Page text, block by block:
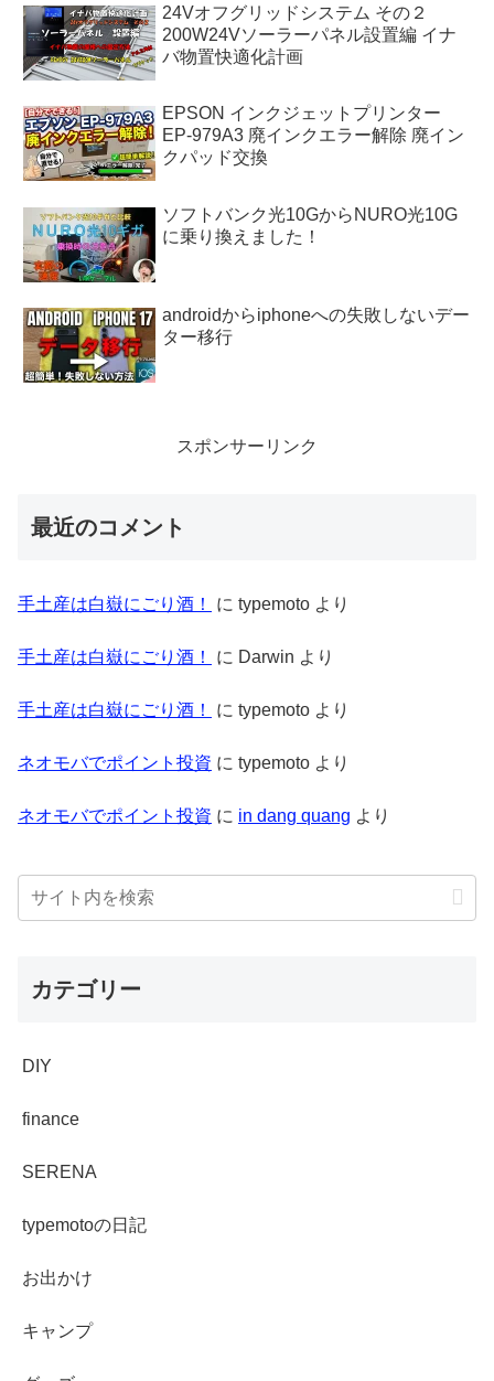
24Vオフグリッドシステム その２
200W24Vソーラーパネル設置編 イナ
バ物置快適化計画
EPSON インクジェットプリンター
EP-979A3 廃インクエラー解除 廃イン
クパッド交換
ソフトバンク光10GからNURO光10G
に乗り換えました！
androidからiphoneへの失敗しないデー
ター移行
スポンサーリンク
最近のコメント
手土産は白嶽にごり酒！ に typemoto より
手土産は白嶽にごり酒！ に Darwin より
手土産は白嶽にごり酒！ に typemoto より
ネオモバでポイント投資 に typemoto より
ネオモバでポイント投資 に in dang quang より
カテゴリー
DIY
finance
SERENA
typemotoの日記
お出かけ
キャンプ